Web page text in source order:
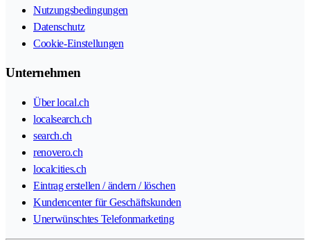
Nutzungsbedingungen
Datenschutz
Cookie-Einstellungen
Unternehmen
Über local.ch
localsearch.ch
search.ch
renovero.ch
localcities.ch
Eintrag erstellen / ändern / löschen
Kundencenter für Geschäftskunden
Unerwünschtes Telefonmarketing